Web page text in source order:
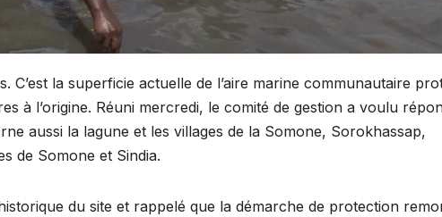
C’est la superficie actuelle de l’aire marine communautaire
à l’origine. Réuni mercredi, le comité de gestion a voulu
aussi la lagune et les villages de la Somone, Sorokhassap,
de Somone et Sindia.
du site et rappelé que la démarche de protection